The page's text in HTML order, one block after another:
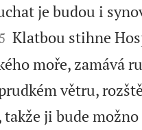
je budou i
Klatbou stihne
moře, zamává
větru,
takže ji bude